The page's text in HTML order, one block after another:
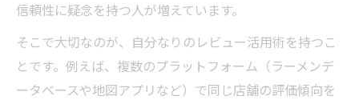
信頼性に疑念を持つ人が増えています。
そこで大切なのが、自分なりのレビュー活用術を持つこ
とです。例えば、複数のプラットフォーム（ラーメンデ
ータベースや地図アプリなど）で同じ店舗の評価傾向を